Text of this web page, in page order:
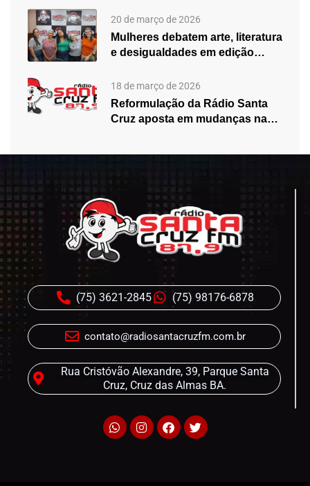
20 de março de 2026
Mulheres debatem arte, literatura
e desigualdades em edição
18 de março de 2026
Reformulação da Rádio Santa
Cruz aposta em mudanças na
(75) 3621-2845 (75) 98176-6878
contato@radiosantacruzfm.com.br
Rua Cristóvão Alexandre, 39, Parque Santa
Cruz, Cruz das Almas BA.